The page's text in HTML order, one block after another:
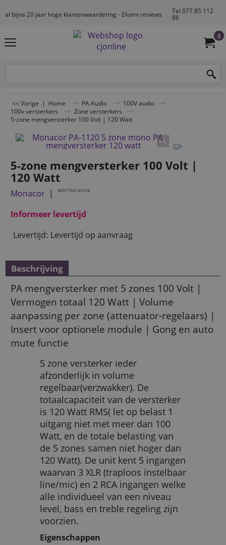
al bijna 20 jaar hoge klantenwaardering - Ekomi reviews
Tel 077 85 112
86
0
<< Vorige | Home PA Audio
100V audio
100v versterkers
Zone versterkers
5-zone mengversterker 100 Volt | 120 Watt
5-zone mengversterker 100 Volt |
120 Watt
Monacor 4007754143126
Informeer levertijd
Levertijd: Levertijd op aanvraag
Beschrijving
PA mengversterker met 5 zones 100 Volt |
Vermogen totaal 120 Watt | Volume
aanpassing per zone (attenuator-regelaars) |
Insert voor optionele module | Gong en auto
mute functie
5 zone versterker ieder
afzonderlijk in volume
regelbaar(verzwakker). De
totaalcapaciteit van de versterker
is 120 Watt RMS( let op belast 1
uitgang niet met meer dan 100
Watt, en de totale belasting van
de 5 zones samen niet hoger dan
120 Watt). De unit kent 5 ingangen
waarvan 3 XLR (traploos instelbaar
line/mic) en 2 RCA ingangen welke
alle individueel van een niveau
level, bass en treble regeling zijn
voorzien.
Eigenschappen